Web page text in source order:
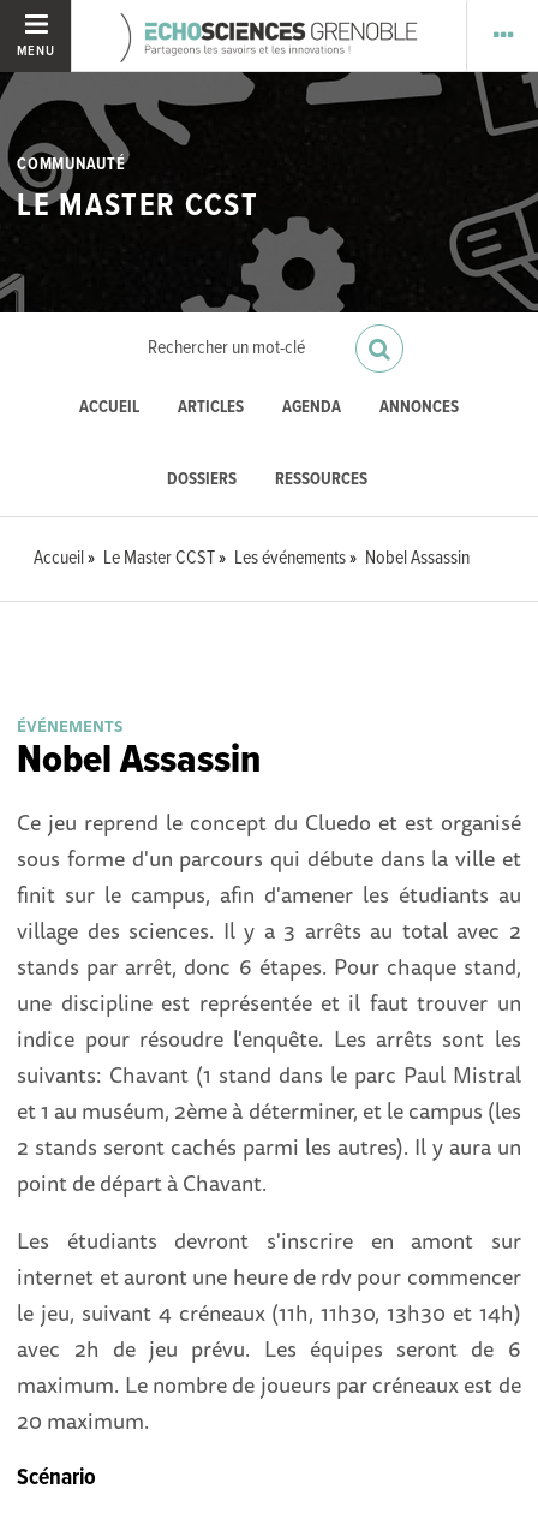
MENU
COMMUNAUTÉ
LE MASTER CCST
ACCUEIL ARTICLES AGENDA ANNONCES
DOSSIERS RESSOURCES
Accueil Le Master CCST Les événements Nobel Assassin
ÉVÉNEMENTS
Nobel Assassin
Ce jeu reprend le concept du Cluedo et est organisé
sous forme d'un parcours qui débute dans la ville et
finit sur le campus, afin d'amener les étudiants au
village des sciences. Il y a 3 arrêts au total avec 2
stands par arrêt, donc 6 étapes. Pour chaque stand,
une discipline est représentée et il faut trouver un
indice pour résoudre l'enquête. Les arrêts sont les
suivants: Chavant (1 stand dans le parc Paul Mistral
et 1 au muséum, 2ème à déterminer, et le campus (les
2 stands seront cachés parmi les autres). Il y aura un
point de départ à Chavant.
Les étudiants devront s'inscrire en amont sur
internet et auront une heure de rdv pour commencer
le jeu, suivant 4 créneaux (11h, 11h30, 13h30 et 14h)
avec 2h de jeu prévu. Les équipes seront de 6
maximum. Le nombre de joueurs par créneaux est de
20 maximum.
Scénario